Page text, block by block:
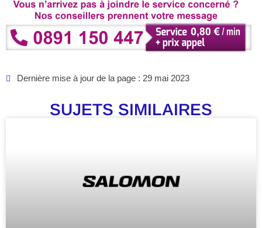
Dernière mise à jour de la page : 29 mai 2023
SUJETS SIMILAIRES